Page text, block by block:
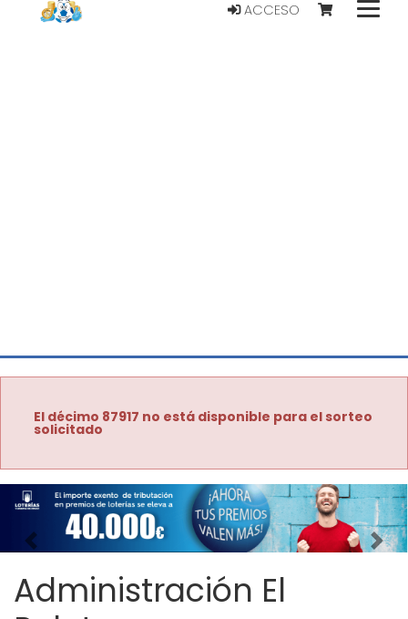
ACCESO
El décimo 87917 no está disponible para el sorteo
solicitado
Imagen anterior
Administración El